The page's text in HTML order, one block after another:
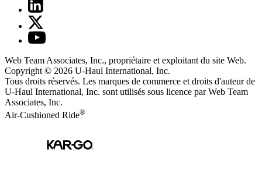
Web Team Associates, Inc., propriétaire et exploitant du site Web.
Copyright © 2026 U-Haul International, Inc.
Tous droits réservés. Les marques de commerce et droits d'auteur de
U-Haul International, Inc. sont utilisés sous licence par Web Team
Associates, Inc.
Air-Cushioned Ride®